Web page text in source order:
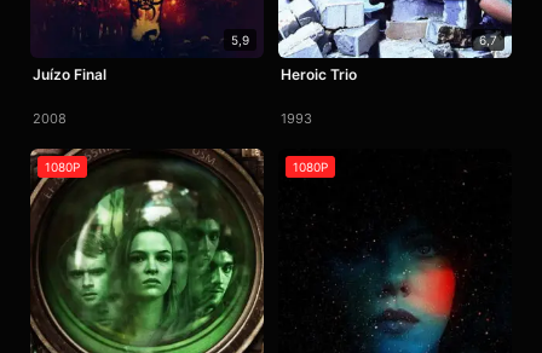
5,9
Juízo Final
2008
6,7
Heroic Trio
1993
1080P 1080P